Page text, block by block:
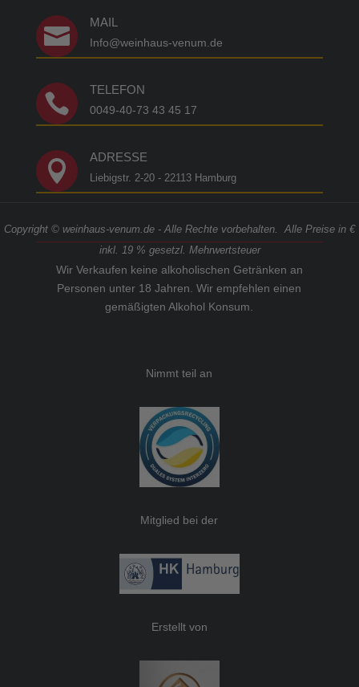

MAIL
Info@weinhaus-venum.de

TELEFON
0049-40-73 43 45 17

ADRESSE
Liebigstr. 2-20 - 22113 Hamburg
Copyright © weinhaus-venum.de - Alle Rechte vorbehalten. Alle Preise in €
inkl. 19 % gesetzl. Mehrwertsteuer
Wir Verkaufen keine alkoholischen Getränken an
Personen unter 18 Jahren. Wir empfehlen einen
gemäßigten Alkohol Konsum.
Nimmt teil an
Mitglied bei der
Erstellt von